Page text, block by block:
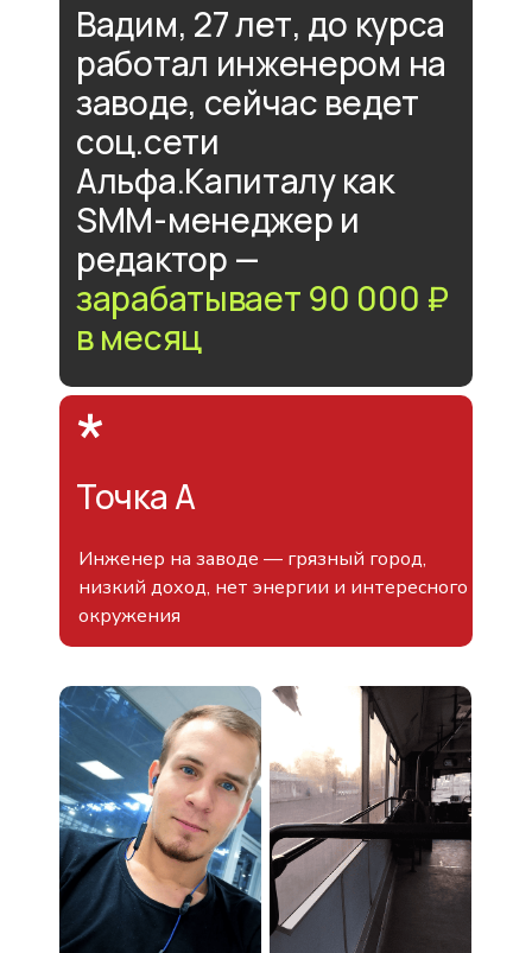
Точка A
Вадим, 27 лет, до курса
работал инженером на
заводе, сейчас ведет
соц.сети
Альфа.Капиталу как
SMM-менеджер и
редактор —
зарабатывает 90 000 ₽
в месяц
Инженер на заводе — грязный город,
низкий доход, нет энергии и интересного
окружения